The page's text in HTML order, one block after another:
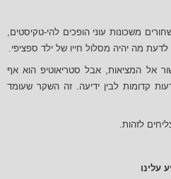
משכונות עוני הופכים להי-טקיסטים,
מה יהיה מסלול חייו של ילד ספציפי.
אל המציאות, אבל סטריאוטיפ הוא אף
קדומות לבין ידיעה. זה השקר שעומד
לזהות.
עלינו